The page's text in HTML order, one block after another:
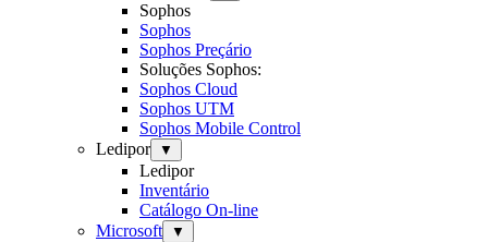
Sophos
Sophos
Sophos Preçário
Soluções Sophos:
Sophos Cloud
Sophos UTM
Sophos Mobile Control
Ledipor
▼
Ledipor
Inventário
Catálogo On-line
Microsoft
▼